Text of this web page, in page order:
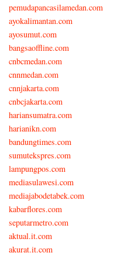
pemudapancasilamedan.com
ayokalimantan.com
ayosumut.com
bangsaoffline.com
cnbcmedan.com
cnnmedan.com
cnnjakarta.com
cnbcjakarta.com
hariansumatra.com
harianikn.com
bandungtimes.com
sumutekspres.com
lampungpos.com
mediasulawesi.com
mediajabodetabek.com
kabarflores.com
seputarmetro.com
aktual.it.com
akurat.it.com